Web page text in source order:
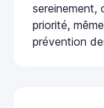
sereinement,
priorité,
prévention